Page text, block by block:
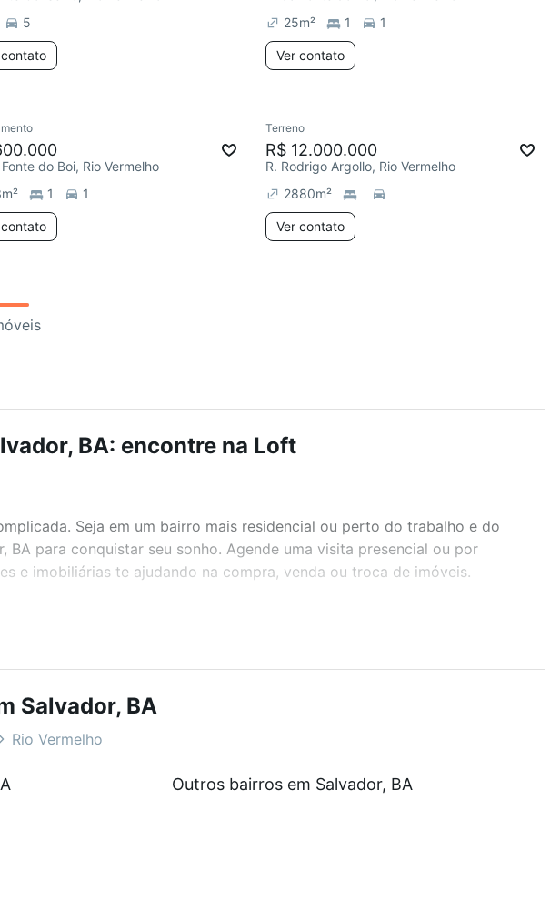
5
25m² 1 1
Ver contato
do Boi, Rio Vermelho
m² 1 1
Terreno
R$ 12.000.000
R. Rodrigo Argollo, Rio Vermelho
2880m²
Ver contato
BA: encontre na Loft
Seja em um bairro mais residencial ou perto do trabalho e do
para conquistar seu sonho. Agende uma visita presencial ou por
e imobiliárias te ajudando na compra, venda ou troca de imóveis.
como piscina, academia, salão de festas ou área verde e encontrar
BA que custam a partir de R$ 0 e com nossas opções de financiamento
custos envolvidos no processo de compra, veja em nosso portal
Salvador, BA
Rio Vermelho
Outros bairros em Salvador, BA